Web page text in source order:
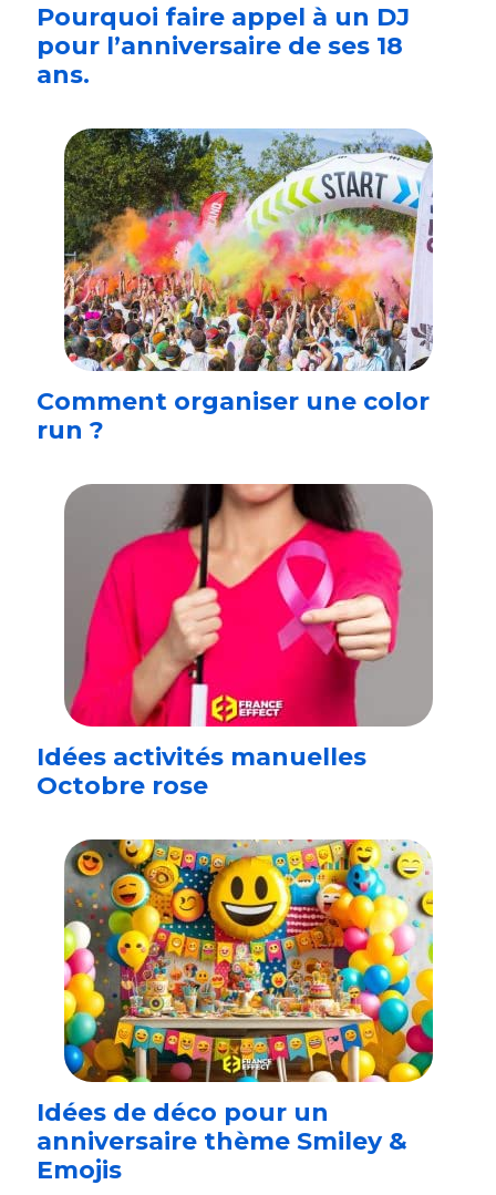
Pourquoi faire appel à un DJ
pour l’anniversaire de ses 18
ans.
Comment organiser une color
run ?
Idées activités manuelles
Octobre rose
Idées de déco pour un
anniversaire thème Smiley &
Emojis